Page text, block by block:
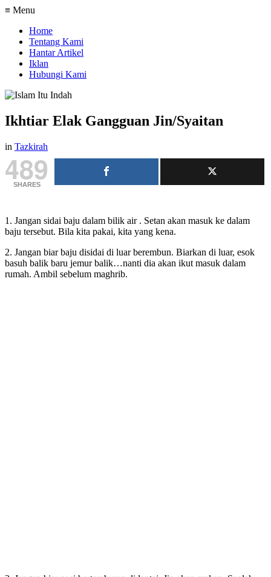
≡ Menu
Home
Tentang Kami
Hantar Artikel
Iklan
Hubungi Kami
Ikhtiar Elak Gangguan Jin/Syaitan
in Tazkirah
489
SHARES
1. Jangan sidai baju dalam bilik air . Setan akan masuk ke dalam
baju tersebut. Bila kita pakai, kita yang kena.
2. Jangan biar baju disidai di luar berembun. Biarkan di luar, esok
basuh balik baru jemur balik…nanti dia akan ikut masuk dalam
rumah. Ambil sebelum maghrib.